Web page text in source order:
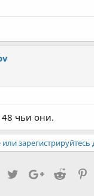
48 чьи они.
зарегистрируйтесь
FacebookTwitterGoogle+
Reddit